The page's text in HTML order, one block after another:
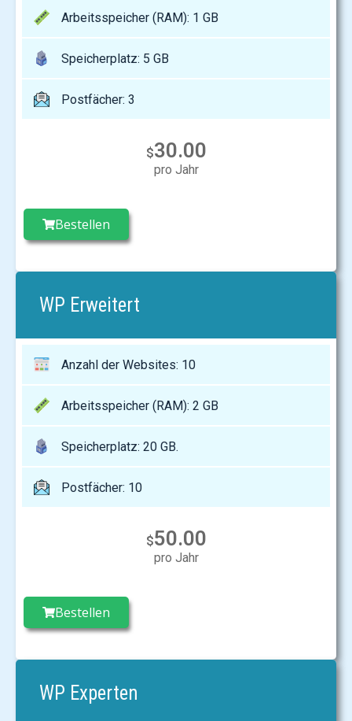
Arbeitsspeicher (RAM): 1 GB
Speicherplatz: 5 GB
Postfächer: 3
$30.00
pro Jahr
Bestellen
WP Erweitert
Anzahl der Websites: 10
Arbeitsspeicher (RAM): 2 GB
Speicherplatz: 20 GB.
Postfächer: 10
$50.00
pro Jahr
Bestellen
WP Experten